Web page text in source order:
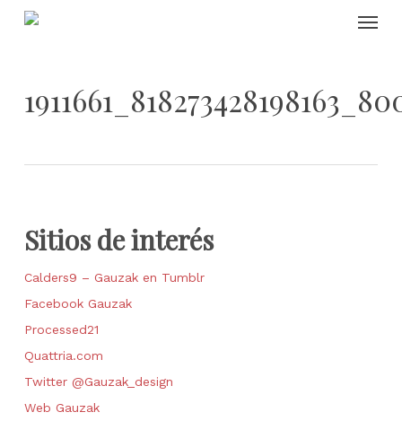
Skip
Sitios de interés
Calders9 – Gauzak en Tumblr
Facebook Gauzak
Processed21
Quattria.com
Twitter @Gauzak_design
Web Gauzak